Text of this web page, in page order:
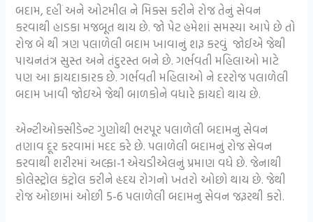
બદામ, દહીં અને ઓટમીલ ને મિક્સ કરીને રોજ તેનું સેવન
કરવાથી હાડકા મજબૂત થાય છે. જો પેટ હમેશાં સમસ્યા આપે છે તો
રોજ બે થી ત્રણ પલાળેલી બદામ ખાવાનું શરૂ કરવું જોઈએ જેથી
પાચનતંત્ર સુસ્ત અને તંદુરસ્ત બને છે. ગર્ભવતી મહિલાઓ માટે
પણ આ ફાયદાકારક છે. ગર્ભવતી મહિલાઓ ને દરરોજ પલાળેલી
બદામ ખાવી જોઇએ જેથી બાળકોને વધારે ફાયદો થાય છે.
એન્ટીઓક્સીડેન્ટ ગુણોથી ભરપૂર પલાળેલી બદામનુ સેવન
તણાવ દૂર કરવામાં મદદ કરે છે. પલાળેલી બદામનું રોજ સેવન
કરવાથી શરીરમાં અલ્ફા-1 એચડીએલનું પ્રમાણ વધે છે. જેનાથી
કોલેસ્ટ્રોલ કંટ્રોલ કરીને હૃદય રોગનો ખતરો ઓછો થાય છે. જેથી
રોજ ઓછામાં ઓછી 5-6 પલાળેલી બદામનુ સેવન જરૂરથી કરો.